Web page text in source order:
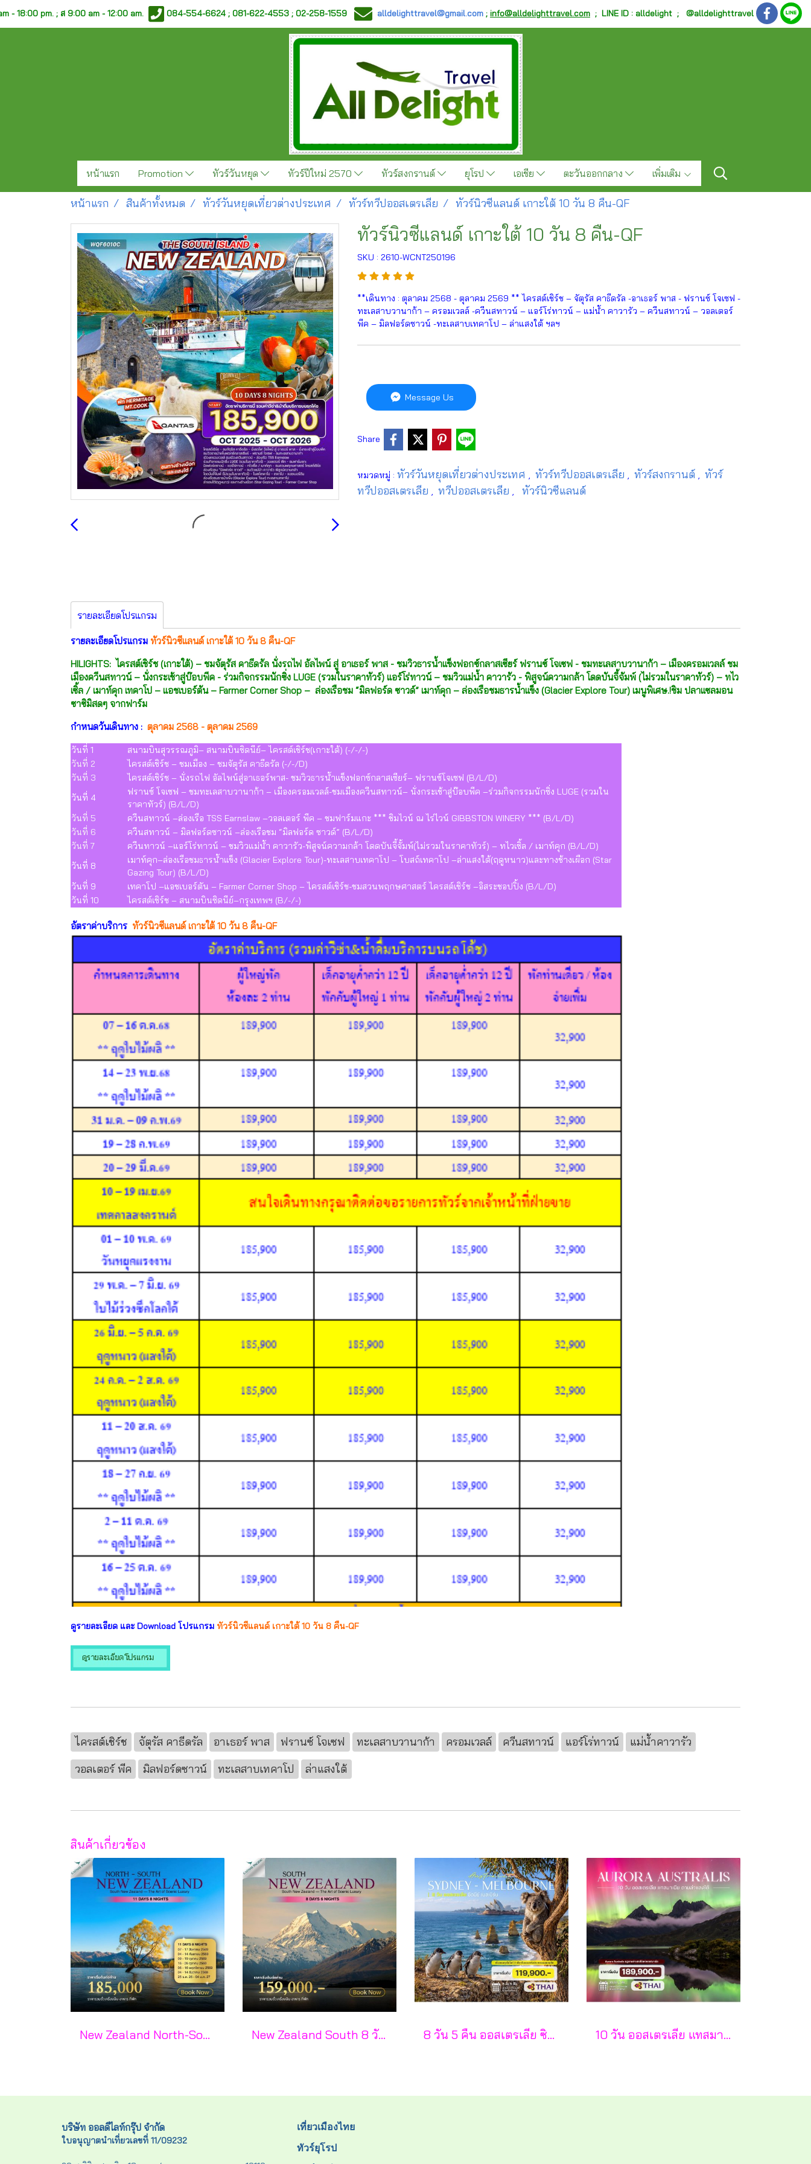
- 18:00 pm. ;ส 9:00 am - 12:00 am. 084-554-6624 ; 081-622-4553 ; 02-258-1559 alldelighttravel@gmail.com ; info@alldelighttravel.com ; LINE ID : alldelight ; @alldelighttravel
หน้าแรก Promotion ทัวร์วันหยุด ทัวร์ปีใหม่ 2570 ทัวร์สงกรานต์ ยุโรป เอเชีย ตะวันออกกลาง เพิ่มเติม
หน้าแรก สินค้าทั้งหมด ทัวร์วันหยุดเที่ยวต่างประเทศ ทัวร์ทวีปออสเตรเลีย ทัวร์นิวซีแลนด์ เกาะใต้ 10 วัน 8 คืน-QF
ทัวร์นิวซีแลนด์ เกาะใต้ 10 วัน 8 คืน-QF
SKU : 2610-WCNT250196
**เดินทาง : ตุลาคม 2568 - ตุลาคม 2569 ** ไครสต์เชิร์ช – จัตุรัส คาธีดรัล -อาเธอร์ พาส - ฟรานซ์ โจเซฟ -
ทะเลสาบวานาก้า – ครอมเวลล์ -ควีนสทาวน์ – แอร์โร่ทาวน์ – แม่น้ำ คาวารัว – ควีนสทาวน์ – วอลเตอร์
พีค – มิลฟอร์ดซาวน์ -ทะเลสาบเทคาโป – ล่าแสงใต้ ฯลฯ
Message Us
Share
หมวดหมู่ : ทัวร์วันหยุดเที่ยวต่างประเทศ ทัวร์ทวีปออสเตรเลีย ทัวร์สงกรานต์
ทัวร์
ทวีปออสเตรเลีย
ทวีปออสเตรเลีย ทัวร์นิวซีแลนด์
รายละเอียดโปรแกรม
รายละเอียดโปรแกรม ทัวร์นิวซีแลนด์ เกาะใต้ 10 วัน 8 คืน-QF
HILIGHTS: ไครสต์เชิร์ช (เกาะใต้) – ชมจัตุรัส คาธีดรัล นั่งรถไฟ อัลไพน์ สู่ อาเธอร์ พาส - ชมวิวธารน้ำแข็งฟอกซ์กลาสเซียร์ ฟรานซ์ โจเซฟ - ชมทะเลสาบวานาก้า – เมืองครอมเวลล์ ชม
เมืองควีนสทาวน์ – นั่งกระเช้าสู่บ๊อบพีค - ร่วมกิจกรรมนักซิ่ง LUGE (รวมในราคาทัวร์) แอร์โร่ทาวน์ – ชมวิวแม่น้ำ คาวารัว - พิสูจน์ความกล้า โดดบันจี้จัมพ์ (ไม่รวมในราคาทัวร์) – ทไว
เซิ้ล / เมาท์คุก เทคาโป – แอชเบอร์ตัน – Farmer Corner Shop – ล่องเรือชม “มิลฟอร์ด ซาวด์” เมาท์คุก – ล่องเรือชมธารน้ำแข็ง (Glacier Explore Tour) เมนูพิเศษ.!ชิม ปลาแซลมอน
ซาซิมิสดๆ จากฟาร์ม
กำหนดวันเดินทาง : ตุลาคม 2568 - ตุลาคม 2569
วันที่ 1
สนามบินสุวรรณภูมิ– สนามบินซิดนีย์– ไครสต์เชิร์ช(เกาะใต้) (-/-/-)
วันที่ 2
ไครสต์เชิร์ช – ชมเมือง – ชมจัตุรัส คาธีดรัล (-/-/D)
วันที่ 3
ไครสต์เชิร์ช – นั่งรถไฟ อัลไพน์สู่อาเธอร์พาส- ชมวิวธารน้ำแข็งฟอกซ์กลาสเซียร์– ฟรานซ์โจเซฟ (B/L/D)
วันที่ 4
ฟรานซ์ โจเซฟ – ชมทะเลสาบวานาก้า – เมืองครอมเวลล์-ชมเมืองควีนสทาวน์– นั่งกระเช้าสู่บ๊อบพีค –ร่วมกิจกรรมนักซิ่ง LUGE (รวมใน
ราคาทัวร์) (B/L/D)
วันที่ 5
ควีนสทาวน์ –ล่องเรือ TSS Earnslaw –วอลเตอร์ พีค – ชมฟาร์มแกะ *** ชิมไวน์ ณ ไร่ไวน์ GIBBSTON WINERY *** (B/L/D)
วันที่ 6
ควีนสทาวน์ – มิลฟอร์ดซาวน์ –ล่องเรือชม “มิลฟอร์ด ซาวด์” (B/L/D)
วันที่ 7
ควีนทาวน์ –แอร์โร่ทาวน์ – ชมวิวแม่น้ำ คาวารัว-พิสูจน์ความกล้า โดดบันจี้จั้มพ์(ไม่รวมในราคาทัวร์) – ทไวเซิ้ล / เมาท์คุก (B/L/D)
วันที่ 8
เมาท์คุก–ล่องเรือชมธารน้ำแข็ง (Glacier Explore Tour)-ทะเลสาบเทคาโป – โบสถ์เทคาโป –ล่าแสงใต้(ฤดูหนาว)และทางช้างเผือก (Star
Gazing Tour) (B/L/D)
วันที่ 9
เทคาโป –แอชเบอร์ตัน – Farmer Corner Shop – ไครสต์เชิร์ช-ชมสวนพฤกษศาสตร์ ไครสต์เชิร์ช –อิสระชอปปิ้ง (B/L/D)
วันที่ 10
ไครสต์เชิร์ช – สนามบินซิดนีย์–กรุงเทพฯ (B/-/-)
อัตราค่าบริการ ทัวร์นิวซีแลนด์ เกาะใต้ 10 วัน 8 คืน-QF
ดูรายละเอียด และ Download โปรแกรม ทัวร์นิวซีแลนด์ เกาะใต้ 10 วัน 8 คืน-QF
ไครสต์เชิร์ช จัตุรัส คาธีดรัล อาเธอร์ พาส ฟรานซ์ โจเซฟ ทะเลสาบวานาก้า ครอมเวลล์ ควีนสทาวน์ แอร์โร่ทาวน์
แม่น้ำคาวารัว
วอลเตอร์ พีค
มิลฟอร์ดซาวน์ ทะเลสาบเทคาโป ล่าแสงใต้
สินค้าเกี่ยวข้อง
New Zealand North-South 11 วัน 8 คืน-CX New Zealand South 8 วัน 6 คืน-CX 8 วัน 5 คืน ออสเตรเลีย ซิดนีย์ เมลเบิร์น-TG 10 วัน ออสเตรเลีย แทสมาเนีย ตามล่าแสงใต้-TG
บริษัท ออลดีไลท์กรุ๊ป จำกัด
ใบอนุญาตนำเที่ยวเลขที่ 11/09232
เที่ยวเมืองไทย
ทัวร์ยุโรป